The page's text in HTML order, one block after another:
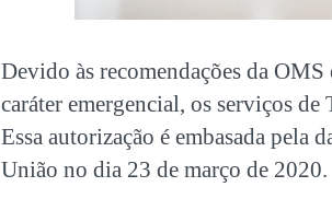
Devido às recomendações da
caráter emergencial, os serviços
Essa autorização é embasada
União no dia 23 de março de 2020.